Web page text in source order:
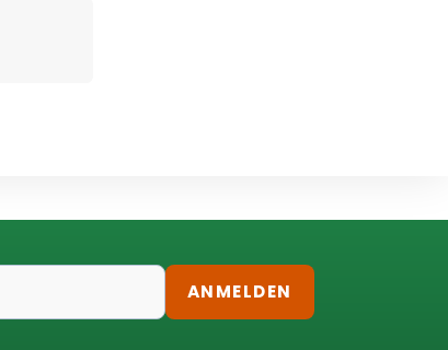
ANMELDEN